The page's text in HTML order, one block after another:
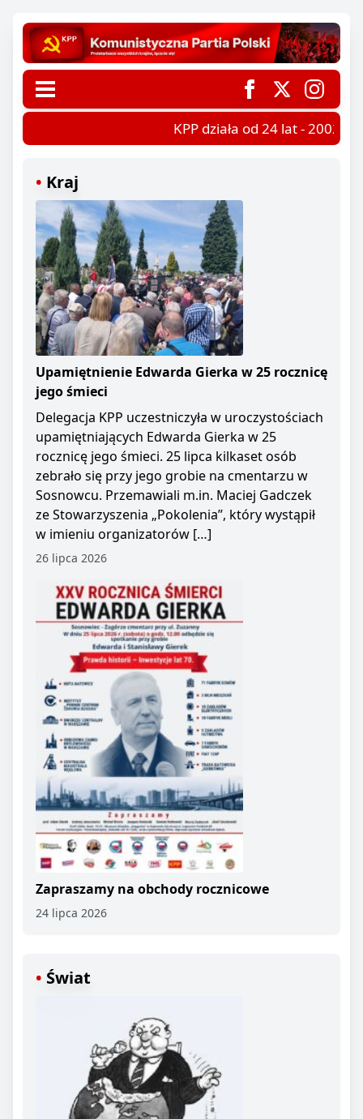
KPP działa od 24 lat - 2002-
Kraj
Upamiętnienie Edwarda Gierka w 25 rocznicę
jego śmieci
Delegacja KPP uczestniczyła w uroczystościach
upamiętniających Edwarda Gierka w 25
rocznicę jego śmieci. 25 lipca kilkaset osób
zebrało się przy jego grobie na cmentarzu w
Sosnowcu. Przemawiali m.in. Maciej Gadczek
ze Stowarzyszenia „Pokolenia”, który wystąpił
w imieniu organizatorów […]
26 lipca 2026
Zapraszamy na obchody rocznicowe
24 lipca 2026
Świat